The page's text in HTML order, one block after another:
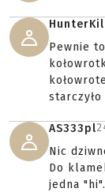
Pewnie
AS333pl
Nic
Do
jedna "hi".